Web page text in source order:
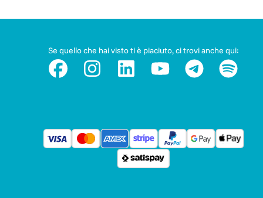
Se quello che hai visto ti è piaciuto, ci trovi anche qui: